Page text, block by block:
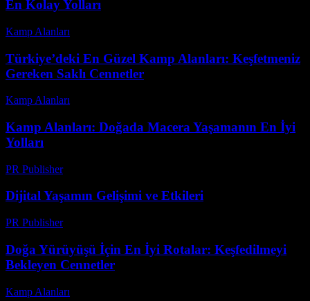
En Kolay Yolları
Kamp Alanları
Türkiye’deki En Güzel Kamp Alanları: Keşfetmeniz
Gereken Saklı Cennetler
Kamp Alanları
Kamp Alanları: Doğada Macera Yaşamanın En İyi
Yolları
PR Publisher-
Dijital Yaşamın Gelişimi ve Etkileri
PR Publisher-
Doğa Yürüyüşü İçin En İyi Rotalar: Keşfedilmeyi
Bekleyen Cennetler
Kamp Alanları